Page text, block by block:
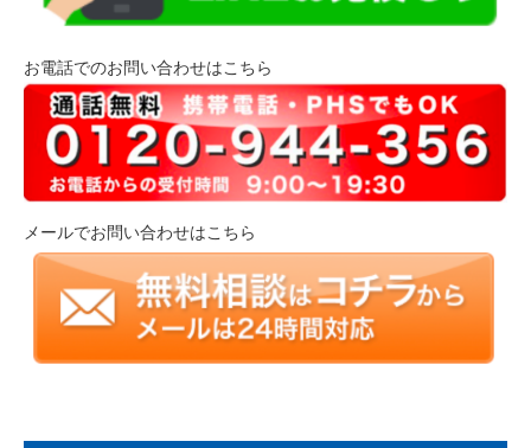
お電話でのお問い合わせはこちら
メールでお問い合わせはこちら